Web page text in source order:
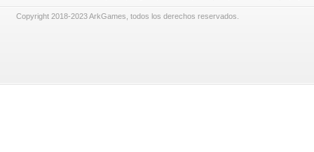
Copyright 2018-2023 ArkGames, todos los derechos reservados.